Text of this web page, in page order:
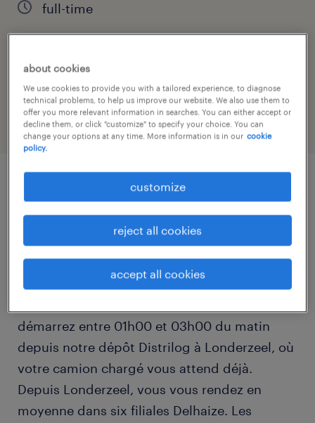
full-time
job category
warehousing & distribution
job details
En tant que chauffeur de camion, vous jouez
un rôle crucial dans la livraison à temps de
tous les produits réfrigérés et surgelés dans
démarrez entre 01h00 et 03h00 du matin
depuis notre dépôt Distrilog à Londerzeel, où
votre camion chargé vous attend déjà.
Depuis Londerzeel, vous vous rendez en
moyenne dans six filiales Delhaize. Les
about cookies
We use cookies to provide you with a tailored experience, to diagnose
technical problems, to help us improve our website. We also use them to
offer you more relevant information in searches. You can either accept or
decline them, or click "customize" to specify your choice. You can
change your options at any time. More information is in our cookie
policy.
customize
reject all cookies
accept all cookies